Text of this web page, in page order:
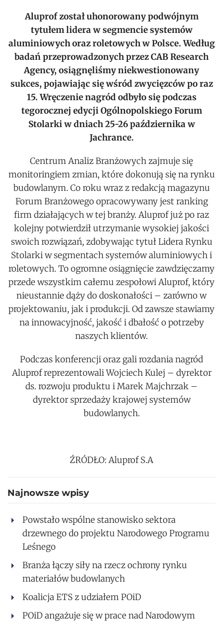
Aluprof został uhonorowany podwójnym
tytułem lidera w segmencie systemów
aluminiowych oraz roletowych w Polsce. Według
badań przeprowadzonych przez CAB Research
Agency, osiągnęliśmy niekwestionowany
sukces, pojawiając się wśród zwycięzców po raz
15. Wręczenie nagród odbyło się podczas
tegorocznej edycji Ogólnopolskiego Forum
Stolarki w dniach 25-26 października w
Jachrance.
Centrum Analiz Branżowych zajmuje się
monitoringiem zmian, które dokonują się na rynku
budowlanym. Co roku wraz z redakcją magazynu
Forum Branżowego opracowywany jest ranking
firm działających w tej branży. Aluprof już po raz
kolejny potwierdził utrzymanie wysokiej jakości
swoich rozwiązań, zdobywając tytuł Lidera Rynku
Stolarki w segmentach systemów aluminiowych i
roletowych. To ogromne osiągnięcie zawdzięczamy
przede wszystkim całemu zespołowi Aluprof, który
nieustannie dąży do doskonałości – zarówno w
projektowaniu, jak i produkcji. Od zawsze stawiamy
na innowacyjność, jakość i dbałość o potrzeby
naszych klientów.
Podczas konferencji oraz gali rozdania nagród
Aluprof reprezentowali Wojciech Kulej – dyrektor
ds. rozwoju produktu i Marek Majchrzak –
dyrektor sprzedaży krajowej systemów
budowlanych.
ŹRÓDŁO: Aluprof S.A
Najnowsze wpisy
Powstało wspólne stanowisko sektora
drzewnego do projektu Narodowego Programu
Leśnego
Branża łączy siły na rzecz ochrony rynku
materiałów budowlanych
Koalicja ETS z udziałem POiD
POiD angażuje się w prace nad Narodowym